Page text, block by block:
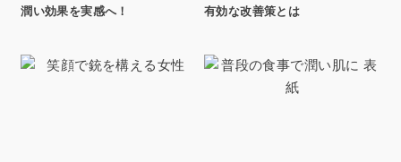
潤い効果を実感へ！
有効な改善策とは